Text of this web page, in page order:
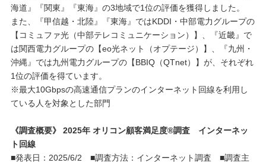
海道』『関東』『東海』の3地域で1位の評価を獲得しました。
また、『甲信越・北陸』『東海』ではKDDI・中部電力グループの
【コミュファ光（中部テレコミュニケーション）】、『近畿』で
は関西電力グループの【eo光ネット（オプテージ）】、『九州・
沖縄』では九州電力グループの【BBIQ（QTnet）】が、それぞれ
1位の評価を得ています。
※最大10Gbpsの高速通信プランのインターネット回線を利用し
ている人を対象とした部門
《調査概要》 2025年 オリコン顧客満足度®調査 インターネッ
ト回線
■発表日：2025/6/2 ■調査方法：インターネット調査 ■調査主